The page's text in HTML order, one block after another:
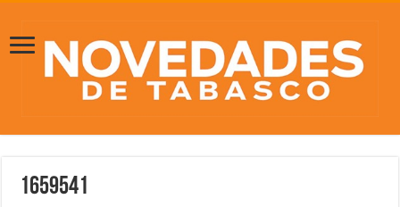
1659541